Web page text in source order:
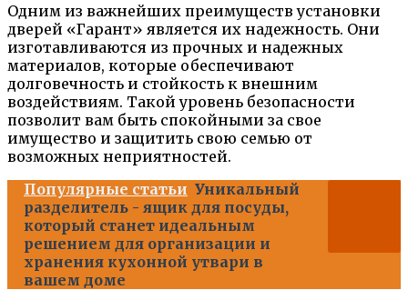
Одним из важнейших преимуществ установки
дверей «Гарант» является их надежность. Они
изготавливаются из прочных и надежных
материалов, которые обеспечивают
долговечность и стойкость к внешним
воздействиям. Такой уровень безопасности
позволит вам быть спокойными за свое
имущество и защитить свою семью от
возможных неприятностей.
Популярные статьи Уникальный
разделитель - ящик для посуды,
который станет идеальным
решением для организации и
хранения кухонной утвари в
вашем доме